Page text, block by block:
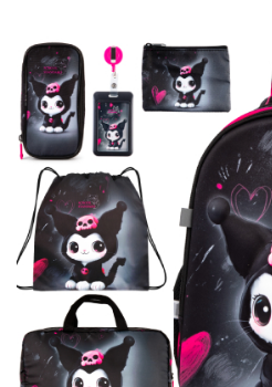
ПЛЯШКИ ДЛЯ ВОДИ
DELUNE
SCHOOL STANDARD
SKYNAME
РОЗПРОДАЖ